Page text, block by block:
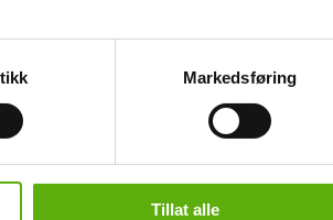
Markedsføring
Tillat alle
og sameier
herunder å ivareta
ditt sameie eller borettslag eier